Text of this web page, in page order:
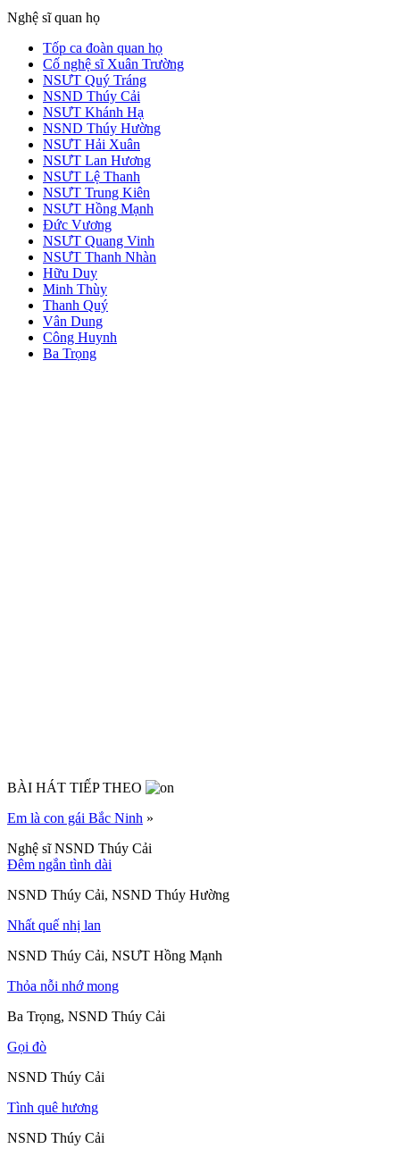
Nghệ sĩ quan họ
Tốp ca đoàn quan họ
Cố nghệ sĩ Xuân Trường
NSƯT Quý Tráng
NSND Thúy Cải
NSƯT Khánh Hạ
NSND Thúy Hường
NSƯT Hải Xuân
NSƯT Lan Hương
NSƯT Lệ Thanh
NSƯT Trung Kiên
NSƯT Hồng Mạnh
Đức Vương
NSƯT Quang Vinh
NSƯT Thanh Nhàn
Hữu Duy
Minh Thùy
Thanh Quý
Vân Dung
Công Huynh
Ba Trọng
BÀI HÁT TIẾP THEO
Em là con gái Bắc Ninh »
Nghệ sĩ NSND Thúy Cải
Đêm ngắn tình dài
NSND Thúy Cải, NSND Thúy Hường
Nhất quế nhị lan
NSND Thúy Cải, NSƯT Hồng Mạnh
Thỏa nỗi nhớ mong
Ba Trọng, NSND Thúy Cải
Gọi đò
NSND Thúy Cải
Tình quê hương
NSND Thúy Cải